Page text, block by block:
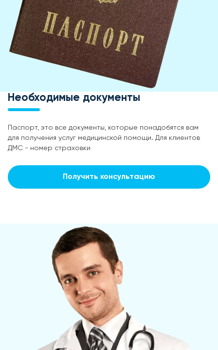
Необходимые документы
Паспорт, это все документы, которые понадобятся вам
для получения услуг медицинской помощи. Для клиентов
ДМС - номер страховки
Получить консультацию